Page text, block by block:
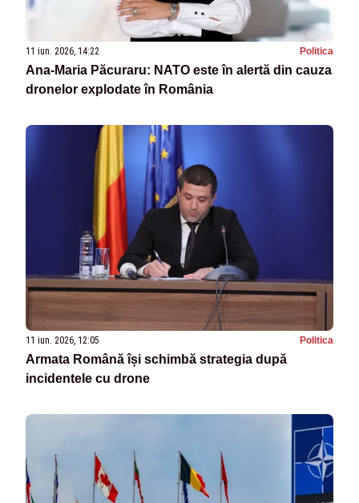
11 iun. 2026, 14:22 Politica
Ana-Maria Păcuraru: NATO este în alertă din cauza
dronelor explodate în România
11 iun. 2026, 12:05 Politica
Armata Română își schimbă strategia după
incidentele cu drone